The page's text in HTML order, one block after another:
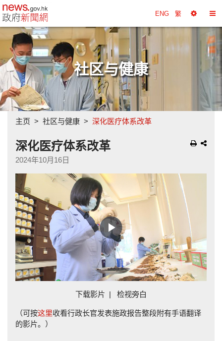
政府新闻网主页 ENG 繁
择
换
目
录
社区与健康
主页 社区与健康 深化医疗体系改革
深化医疗体系改革
2024年10月16日
Play
Video
下载影片 | 检视旁白
（可按这里收看行政长官发表施政报告整段附有手语翻译
的影片。）